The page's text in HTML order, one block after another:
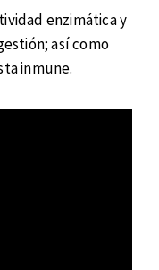
enzimática y
así como
inmune.